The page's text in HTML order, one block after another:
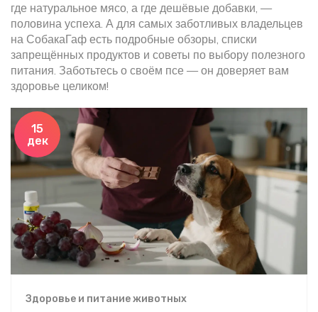
где натуральное мясо, а где дешёвые добавки, —
половина успеха. А для самых заботливых владельцев
на СобакаГаф есть подробные обзоры, списки
запрещённых продуктов и советы по выбору полезного
питания. Заботьтесь о своём псе — он доверяет вам
здоровье целиком!
15
дек
Здоровье и питание животных